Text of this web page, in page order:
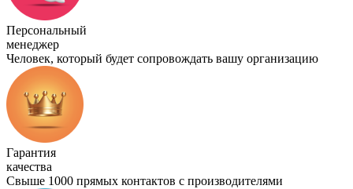
Персональный
менеджер
Человек, который будет сопровождать вашу организацию
Гарантия
качества
Свыше 1000 прямых контактов с производителями